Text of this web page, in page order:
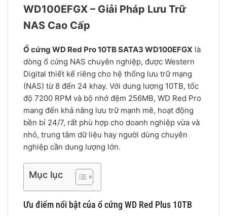
WD100EFGX – Giải Pháp Lưu Trữ
NAS Cao Cấp
Ổ cứng WD Red Pro 10TB SATA3 WD100EFGX là
dòng ổ cứng NAS chuyên nghiệp, được Western
Digital thiết kế riêng cho hệ thống lưu trữ mạng
(NAS) từ 8 đến 24 khay. Với dung lượng 10TB, tốc
độ 7200 RPM và bộ nhớ đệm 256MB, WD Red Pro
mang đến khả năng lưu trữ mạnh mẽ, hoạt động
bền bỉ 24/7, rất phù hợp cho doanh nghiệp vừa và
nhỏ, trung tâm dữ liệu hay người dùng chuyên
nghiệp cần dung lượng lớn.
Mục lục
Ưu điểm nổi bật của ổ cứng WD Red Plus 10TB